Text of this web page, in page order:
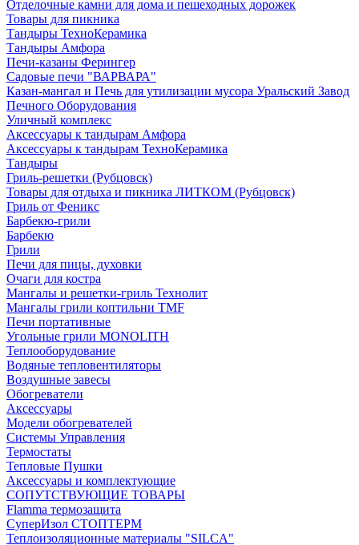
Отделочные камни для дома и пешеходных дорожек
Товары для пикника
Тандыры ТехноКерамика
Тандыры Амфора
Печи-казаны Ферингер
Садовые печи "ВАРВАРА"
Казан-мангал и Печь для утилизации мусора Уральский Завод
Печного Оборудования
Уличный комплекс
Аксессуары к тандырам Амфора
Аксессуары к тандырам ТехноКерамика
Тандыры
Гриль-решетки (Рубцовск)
Товары для отдыха и пикника ЛИТКОМ (Рубцовск)
Гриль от Феникс
Барбекю-грили
Барбекю
Грили
Печи для пицы, духовки
Очаги для костра
Мангалы и решетки-гриль Технолит
Мангалы грили коптильни TMF
Печи портативные
Угольные грили MONOLITH
Теплооборудование
Водяные тепловентиляторы
Воздушные завесы
Обогреватели
Аксессуары
Модели обогревателей
Системы Управления
Термостаты
Тепловые Пушки
Аксессуары и комплектующие
СОПУТСТВУЮЩИЕ ТОВАРЫ
Flamma термозащита
СуперИзол СТОПТЕРМ
Теплоизоляционные материалы "SILCA"